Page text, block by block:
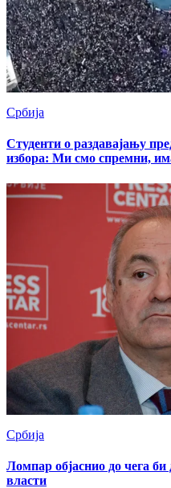
Србија
Студенти о раздавајању
избора: Ми смо спремни,
Србија
Ломпар објаснио до чега
власти